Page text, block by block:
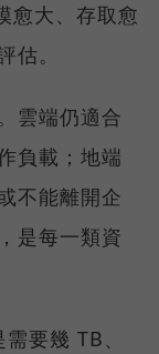
愈大、存取愈
估。
雲端仍適合
負載；地端
不能離開企
是每一類資
要幾 TB、